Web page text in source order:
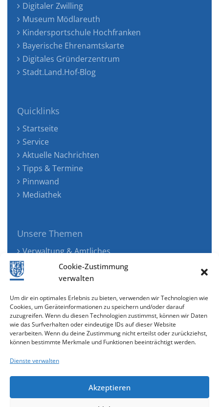
Cookie-Zustimmung
verwalten
Um dir ein optimales Erlebnis zu bieten, verwenden wir Technologien wie
Cookies, um Geräteinformationen zu speichern und/oder darauf
zuzugreifen. Wenn du diesen Technologien zustimmst, können wir Daten
wie das Surfverhalten oder eindeutige IDs auf dieser Website
verarbeiten. Wenn du deine Zustimmung nicht erteilst oder zurückziehst,
können bestimmte Merkmale und Funktionen beeinträchtigt werden.
Dienste verwalten
Akzeptieren
Digitaler Zwilling
Museum Mödlareuth
Kindersportschule Hochfranken
Bayerische Ehrenamtskarte
Digitales Gründerzentrum
Stadt.Land.Hof-Blog
Quicklinks
Startseite
Service
Aktuelle Nachrichten
Tipps & Termine
Pinnwand
Mediathek
Unsere Themen
Verwaltung & Amtliches
Jugend, Familie & Gesundheit
Tourismus, Freizeit & Ökologie
Wirtschaft & Verkehr
Senioren & Inklusion